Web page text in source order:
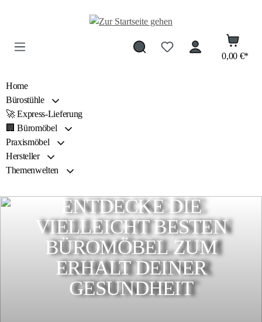
Zum Hauptinhalt springen
0,00 €*
Home
Bürostühle
🚀 Express-Lieferung
🏢 Büromöbel
Praxismöbel
Hersteller
Themenwelten
ENTDECKE DIE
VIELLEICHT BESTEN
BÜROMÖBEL ZUM
ERHALT DEINER
GESUNDHEIT